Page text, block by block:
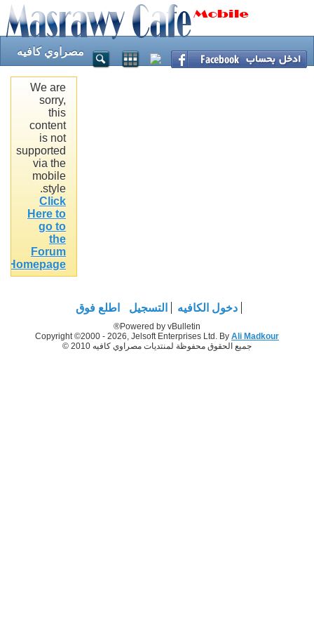
مصراوي كافيه
We are
sorry,
this
content
is not
supported
via the
mobile
style.
Click
Here to
go to
the
Forum
Homepage
دخول الكافيه التسجيل اطلع فوق
Powered by vBulletin®
Copyright ©2000 - 2026, Jelsoft Enterprises Ltd. By Ali Madkour
جميع الحقوق محفوظة لمنتديات مصراوي كافيه 2010 ©